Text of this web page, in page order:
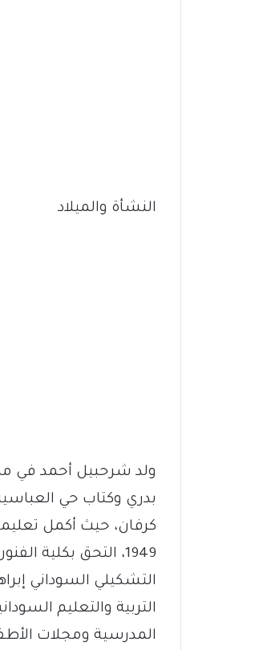
النشأة والميلاد
ولد شرحبيل أحمد في
بدري وكتاب حي
كرفان، حيث أكمل
1949، التحق بكلية
التشكيلي السوداني
التربية والتعليم
المدرسية ومجلات